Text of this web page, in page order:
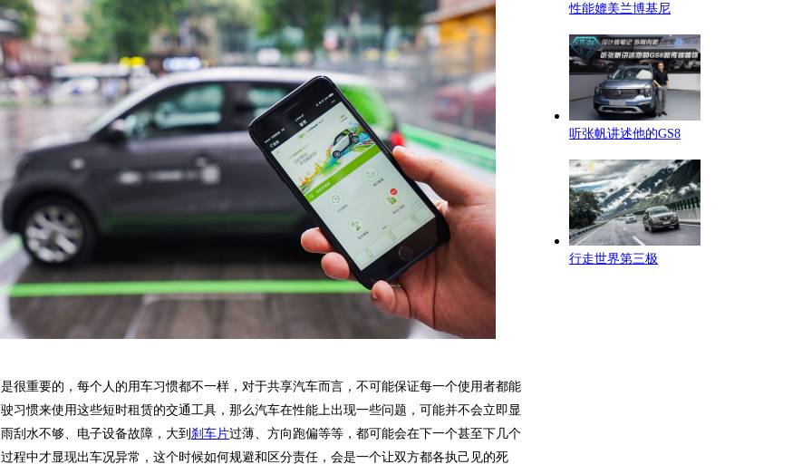
很重要的，每个人的用车习惯都不一样，对于共享汽车而言，不可能保证每一个使用者都能
习惯来使用这些短时租赁的交通工具，那么汽车在性能上出现一些问题，可能并不会立即显
刮水不够、电子设备故障，大到 刹车片过薄、方向跑偏等等，都可能会在下一个甚至下几个
程中才显现出车况异常，这个时候如何规避和区分责任，会是一个让双方都各执己见的死
性能媲美兰博基尼
听张帆讲述他的GS8
行走世界第三极